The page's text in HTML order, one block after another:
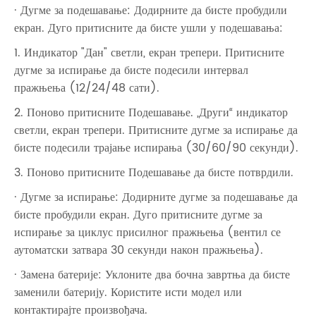
· Дугме за подешавање: Додирните да бисте пробудили
екран. Дуго притисните да бисте ушли у подешавања:
1. Индикатор "Дан" светли, екран трепери. Притисните
дугме за испирање да бисте подесили интервал
пражњења (12/24/48 сати).
2. Поново притисните Подешавање. „Други“ индикатор
светли, екран трепери. Притисните дугме за испирање да
бисте подесили трајање испирања (30/60/90 секунди).
3. Поново притисните Подешавање да бисте потврдили.
· Дугме за испирање: Додирните дугме за подешавање да
бисте пробудили екран. Дуго притисните дугме за
испирање за циклус присилног пражњења (вентил се
аутоматски затвара 30 секунди након пражњења).
· Замена батерије: Уклоните два бочна завртња да бисте
заменили батерију. Користите исти модел или
контактирајте произвођача.